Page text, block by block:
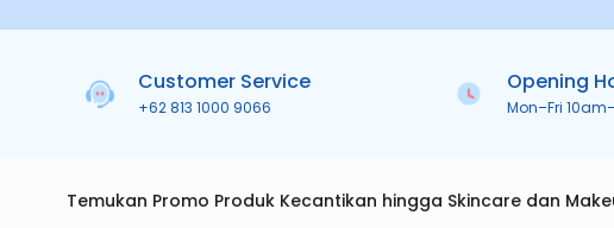
Customer Service
+62 813 1000 9066
Opening
Mon–Fri
Temukan Promo Produk Kecantikan hingga Skincare dan